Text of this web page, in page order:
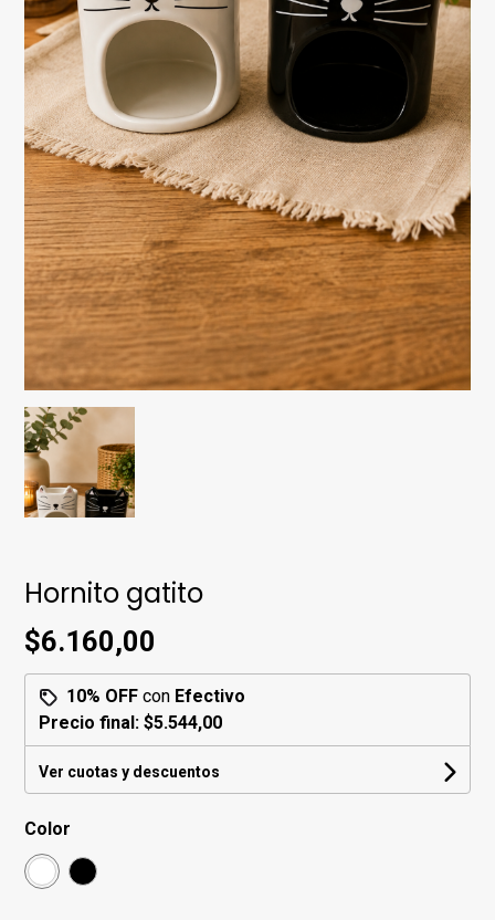
Hornito gatito
$6.160,00
10% OFF con Efectivo
Precio final:$5.544,00
Ver cuotas y descuentos
Color